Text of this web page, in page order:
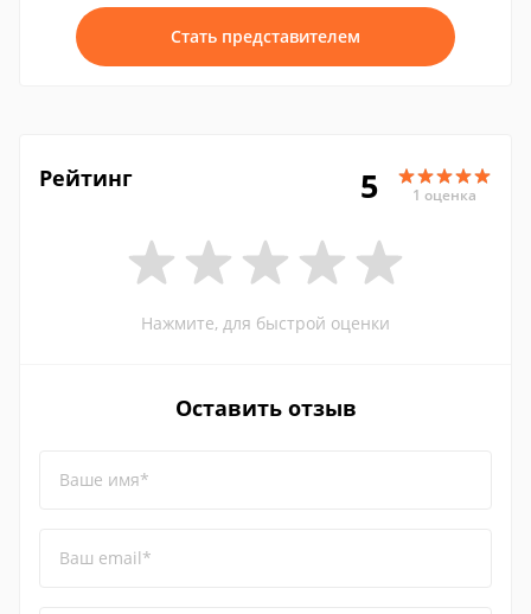
Стать представителем
Рейтинг 5 1 оценка
Нажмите, для быстрой оценки
Оставить отзыв
Ваше имя*
Ваш email*